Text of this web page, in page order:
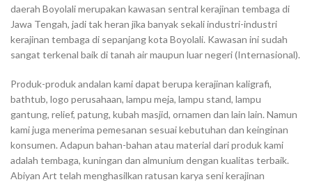
daerah Boyolali merupakan kawasan sentral kerajinan tembaga di
Jawa Tengah, jadi tak heran jika banyak sekali industri-industri
kerajinan tembaga di sepanjang kota Boyolali. Kawasan ini sudah
sangat terkenal baik di tanah air maupun luar negeri (Internasional).
Produk-produk andalan kami dapat berupa kerajinan kaligrafi,
bathtub, logo perusahaan, lampu meja, lampu stand, lampu
gantung, relief, patung, kubah masjid, ornamen dan lain lain. Namun
kami juga menerima pemesanan sesuai kebutuhan dan keinginan
konsumen. Adapun bahan-bahan atau material dari produk kami
adalah tembaga, kuningan dan almunium dengan kualitas terbaik.
Abiyan Art telah menghasilkan ratusan karya seni kerajinan